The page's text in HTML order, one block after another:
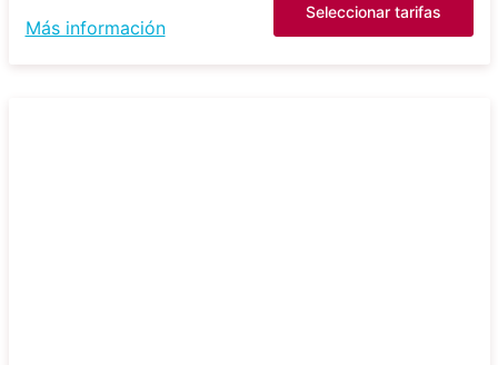
Más información
Seleccionar tarifas